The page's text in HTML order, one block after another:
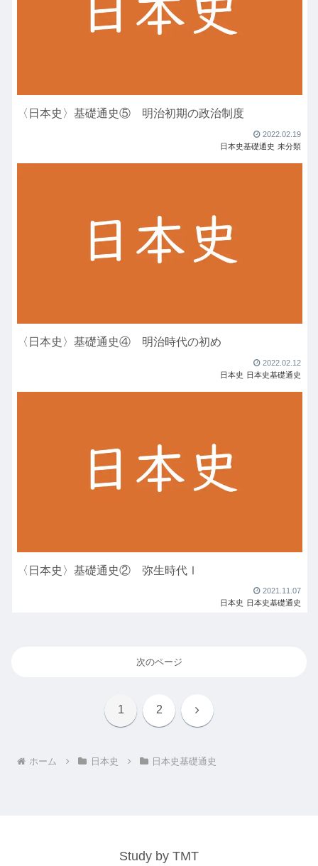
〈日本史〉基礎通史⑤ 明治初期の政治制度
2022.02.19
日本史基礎通史 未分類
〈日本史〉基礎通史④ 明治時代の初め
2022.02.12
日本史 日本史基礎通史
〈日本史〉基礎通史② 弥生時代Ⅰ
2021.11.07
日本史 日本史基礎通史
次のページ
1 2 次
ホーム 日本史 日本史基礎通史
Study by TMT